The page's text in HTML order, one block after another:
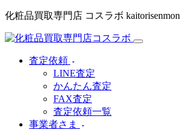
化粧品買取専門店 コスラボ kaitorisenmon
査定依頼
LINE査定
かんたん査定
FAX査定
査定依頼一覧
事業者さま